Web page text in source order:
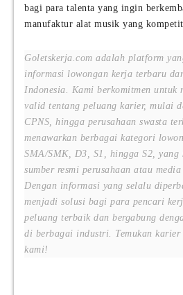
bagi para talenta yang ingin
manufaktur alat musik yang
Goletskerja.com adalah platform
informasi lowongan kerja terbaru
Indonesia. Kami berkomitmen untuk
valid tentang peluang karier, mulai
CPNS, hingga perusahaan swasta
menawarkan berbagai kategori
SMA/SMK, D3, S1, hingga S2,
sumber resmi perusahaan atau
Dengan informasi yang selalu
menjadi solusi bagi para pencari
peluang terbaik dan bergabung
di berbagai industri. Temukan karier
kami!